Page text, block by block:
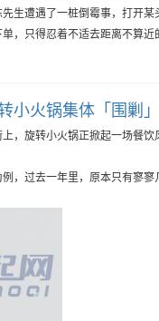
生遭遇了一桩倒霉事，打开
，只得忍着不适去距离不算近
小火锅集体「围剿」
，旋转小火锅正掀起一场餐饮
，过去一年里，原本只有寥